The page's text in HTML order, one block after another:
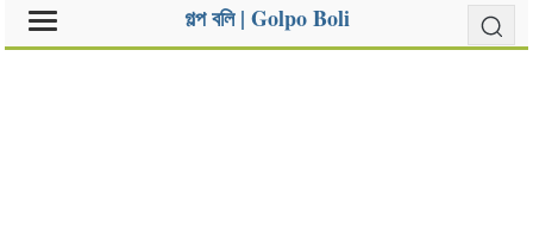
গল্প বলি | Golpo Boli